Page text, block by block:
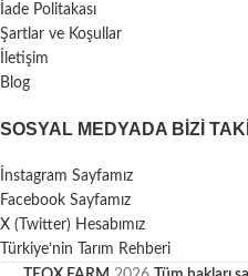
İade Politakası
Şartlar ve Koşullar
İletişim
Blog
SOSYAL MEDYADA BIZI
İnstagram Sayfamız
Facebook Sayfamız
X (Twitter) Hesabımız
Türkiye’nin Tarım Rehberi